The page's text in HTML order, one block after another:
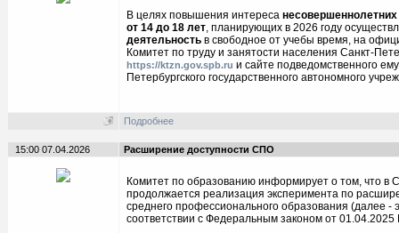
В целях повышения интереса несовершеннолетних
от 14 до 18 лет, планирующих в 2026 году
деятельностьв свободное от учебы время, на
Комитет по труду и занятости населения Санкт-
https://ktzn.gov.spb.ru и сайте подведомственного
Петербургского государственного автономного
Подробнее
15:00 07.04.2026 Расширение доступности СПО
Комитет по образованию информирует о том, что в
продолжается реализация эксперимента по
среднего профессионального образования (далее -
соответствии с Федеральным законом от 01.04.2025